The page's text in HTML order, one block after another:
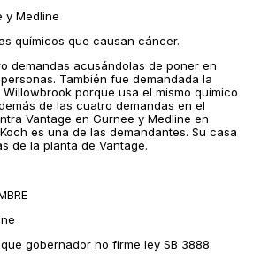
y Medline
químicos que causan cáncer.
demandas acusándolas de poner en
También fue demandada la
porque usa el mismo químico
de las cuatro demandas en el
Vantage en Gurnee y Medline en
es una de las demandantes. Su casa
de la planta de Vantage.
gobernador no firme ley SB 3888.